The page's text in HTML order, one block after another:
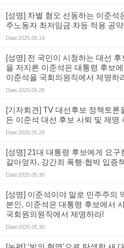
[성명] 차별 혐오 선동하는 이준석
주노동자 최저임금 차등 적용 공
Date2025.05.19
[성명] 전 국민이 시청하는 대선
을 저지른 이준석은 대통령 후보
이준석을 국회의원직에서 제명하
Date2025.05.28
[기자회견] TV 대선후보 정책토론
든 이준석 대선 후보 사퇴 및 제명
Date2025.05.28
[성명] 21대 대통령 후보에게 요구
갈아엎자, 강간죄 폭행·협박 입증
Date2025.05.30
[성명] 이준석이야 말로 민주주의
본인, 이준석은 대통령 후보에서
국회원의원직에서 제명하라!
Date2025.05.30